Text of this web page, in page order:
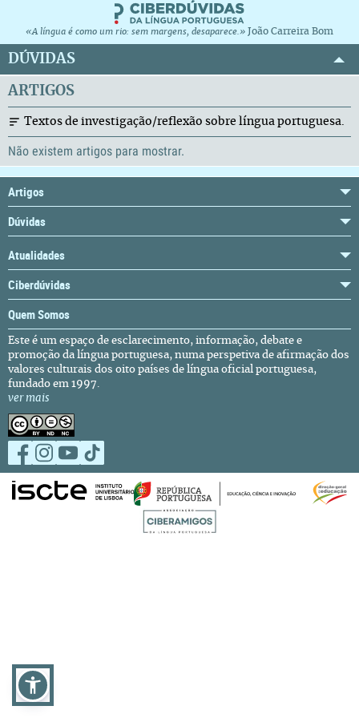
«A língua é como um rio: sem margens, desaparece.» João Carreira Bom
DÚVIDAS
ARTIGOS
Textos de investigação/reflexão sobre língua portuguesa.
Não existem artigos para mostrar.
Artigos
Dúvidas
Atualidades
Ciberdúvidas
Quem Somos
Este é um espaço de esclarecimento, informação, debate e
promoção da língua portuguesa, numa perspetiva de afirmação dos
valores culturais dos oito países de língua oficial portuguesa,
fundado em 1997.
ver mais